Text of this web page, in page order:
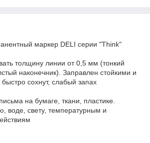
маркер DELI серии "Think"
толщину линии от 0,5 мм (тонкий
наконечник). Заправлен стойкими и
сохнут, слабый запах
на бумаге, ткани, пластике.
воде, свету, температурным и